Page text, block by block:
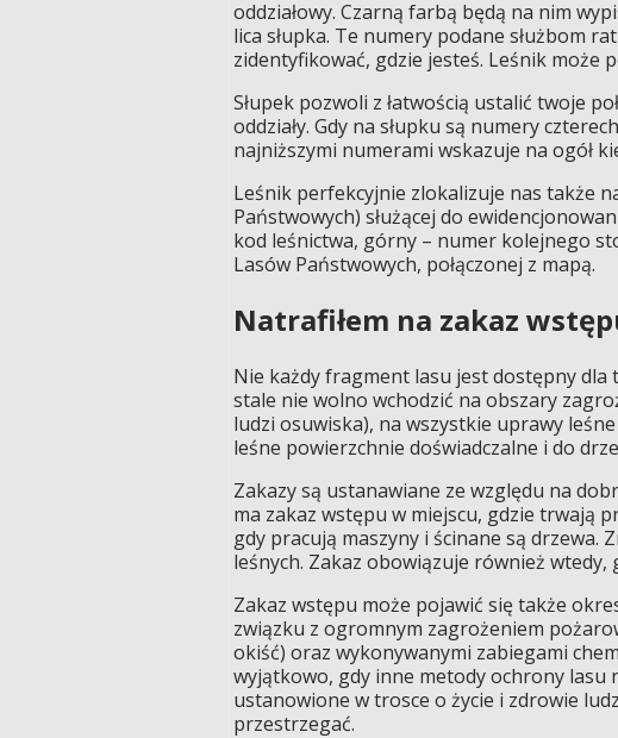
oddziałowy. Czarną farbą będą na nim
lica słupka. Te numery podane służbom
zidentyfikować, gdzie jesteś. Leśnik może
Słupek pozwoli z łatwością ustalić twoje
oddziały. Gdy na słupku są numery
najniższymi numerami wskazuje na ogół
Leśnik perfekcyjnie zlokalizuje nas także
Państwowych) służącej do
kod leśnictwa, górny – numer kolejnego
Lasów Państwowych, połączonej z mapą.
Natrafiłem na zakaz
Nie każdy fragment lasu jest dostępny dla
stale nie wolno wchodzić na obszary
ludzi osuwiska), na wszystkie uprawy
leśne powierzchnie doświadczalne i do
Zakazy są ustanawiane ze względu na
ma zakaz wstępu w miejscu, gdzie trwają
gdy pracują maszyny i ścinane są drzewa.
leśnych. Zakaz obowiązuje również
Zakaz wstępu może pojawić się także
związku z ogromnym zagrożeniem
okiść) oraz wykonywanymi zabiegami
wyjątkowo, gdy inne metody ochrony lasu
ustanowione w trosce o życie i zdrowie
przestrzegać.